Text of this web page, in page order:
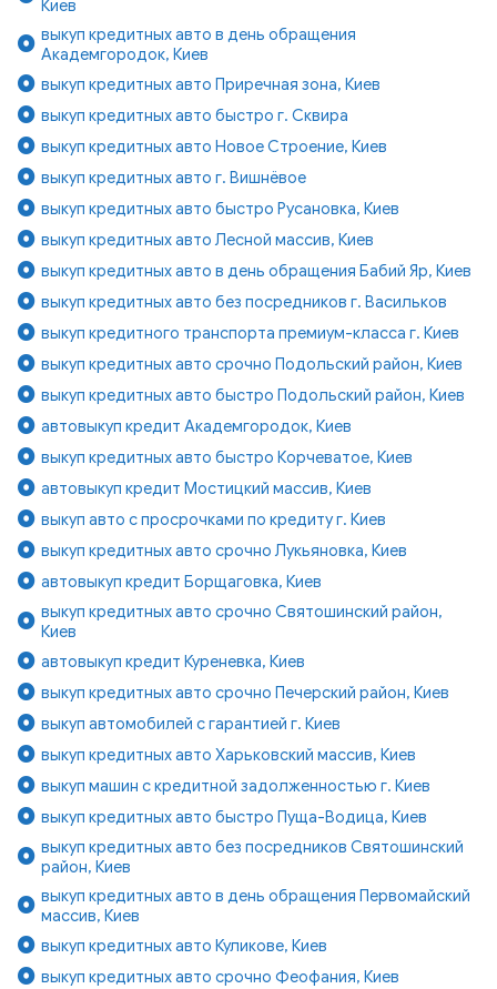
Киев
выкуп кредитных авто в день обращения
Академгородок, Киев
выкуп кредитных авто Приречная зона, Киев
выкуп кредитных авто быстро г. Сквира
выкуп кредитных авто Новое Строение, Киев
выкуп кредитных авто г. Вишнёвое
выкуп кредитных авто быстро Русановка, Киев
выкуп кредитных авто Лесной массив, Киев
выкуп кредитных авто в день обращения Бабий Яр, Киев
выкуп кредитных авто без посредников г. Васильков
выкуп кредитного транспорта премиум-класса г. Киев
выкуп кредитных авто срочно Подольский район, Киев
выкуп кредитных авто быстро Подольский район, Киев
автовыкуп кредит Академгородок, Киев
выкуп кредитных авто быстро Корчеватое, Киев
автовыкуп кредит Мостицкий массив, Киев
выкуп авто с просрочками по кредиту г. Киев
выкуп кредитных авто срочно Лукьяновка, Киев
автовыкуп кредит Борщаговка, Киев
выкуп кредитных авто срочно Святошинский район,
Киев
автовыкуп кредит Куреневка, Киев
выкуп кредитных авто срочно Печерский район, Киев
выкуп автомобилей с гарантией г. Киев
выкуп кредитных авто Харьковский массив, Киев
выкуп машин с кредитной задолженностью г. Киев
выкуп кредитных авто быстро Пуща-Водица, Киев
выкуп кредитных авто без посредников Святошинский
район, Киев
выкуп кредитных авто в день обращения Первомайский
массив, Киев
выкуп кредитных авто Куликове, Киев
выкуп кредитных авто срочно Феофания, Киев